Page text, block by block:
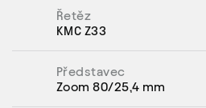
Řetěz
KMC Z33
Představec
Zoom 80/25,4 mm